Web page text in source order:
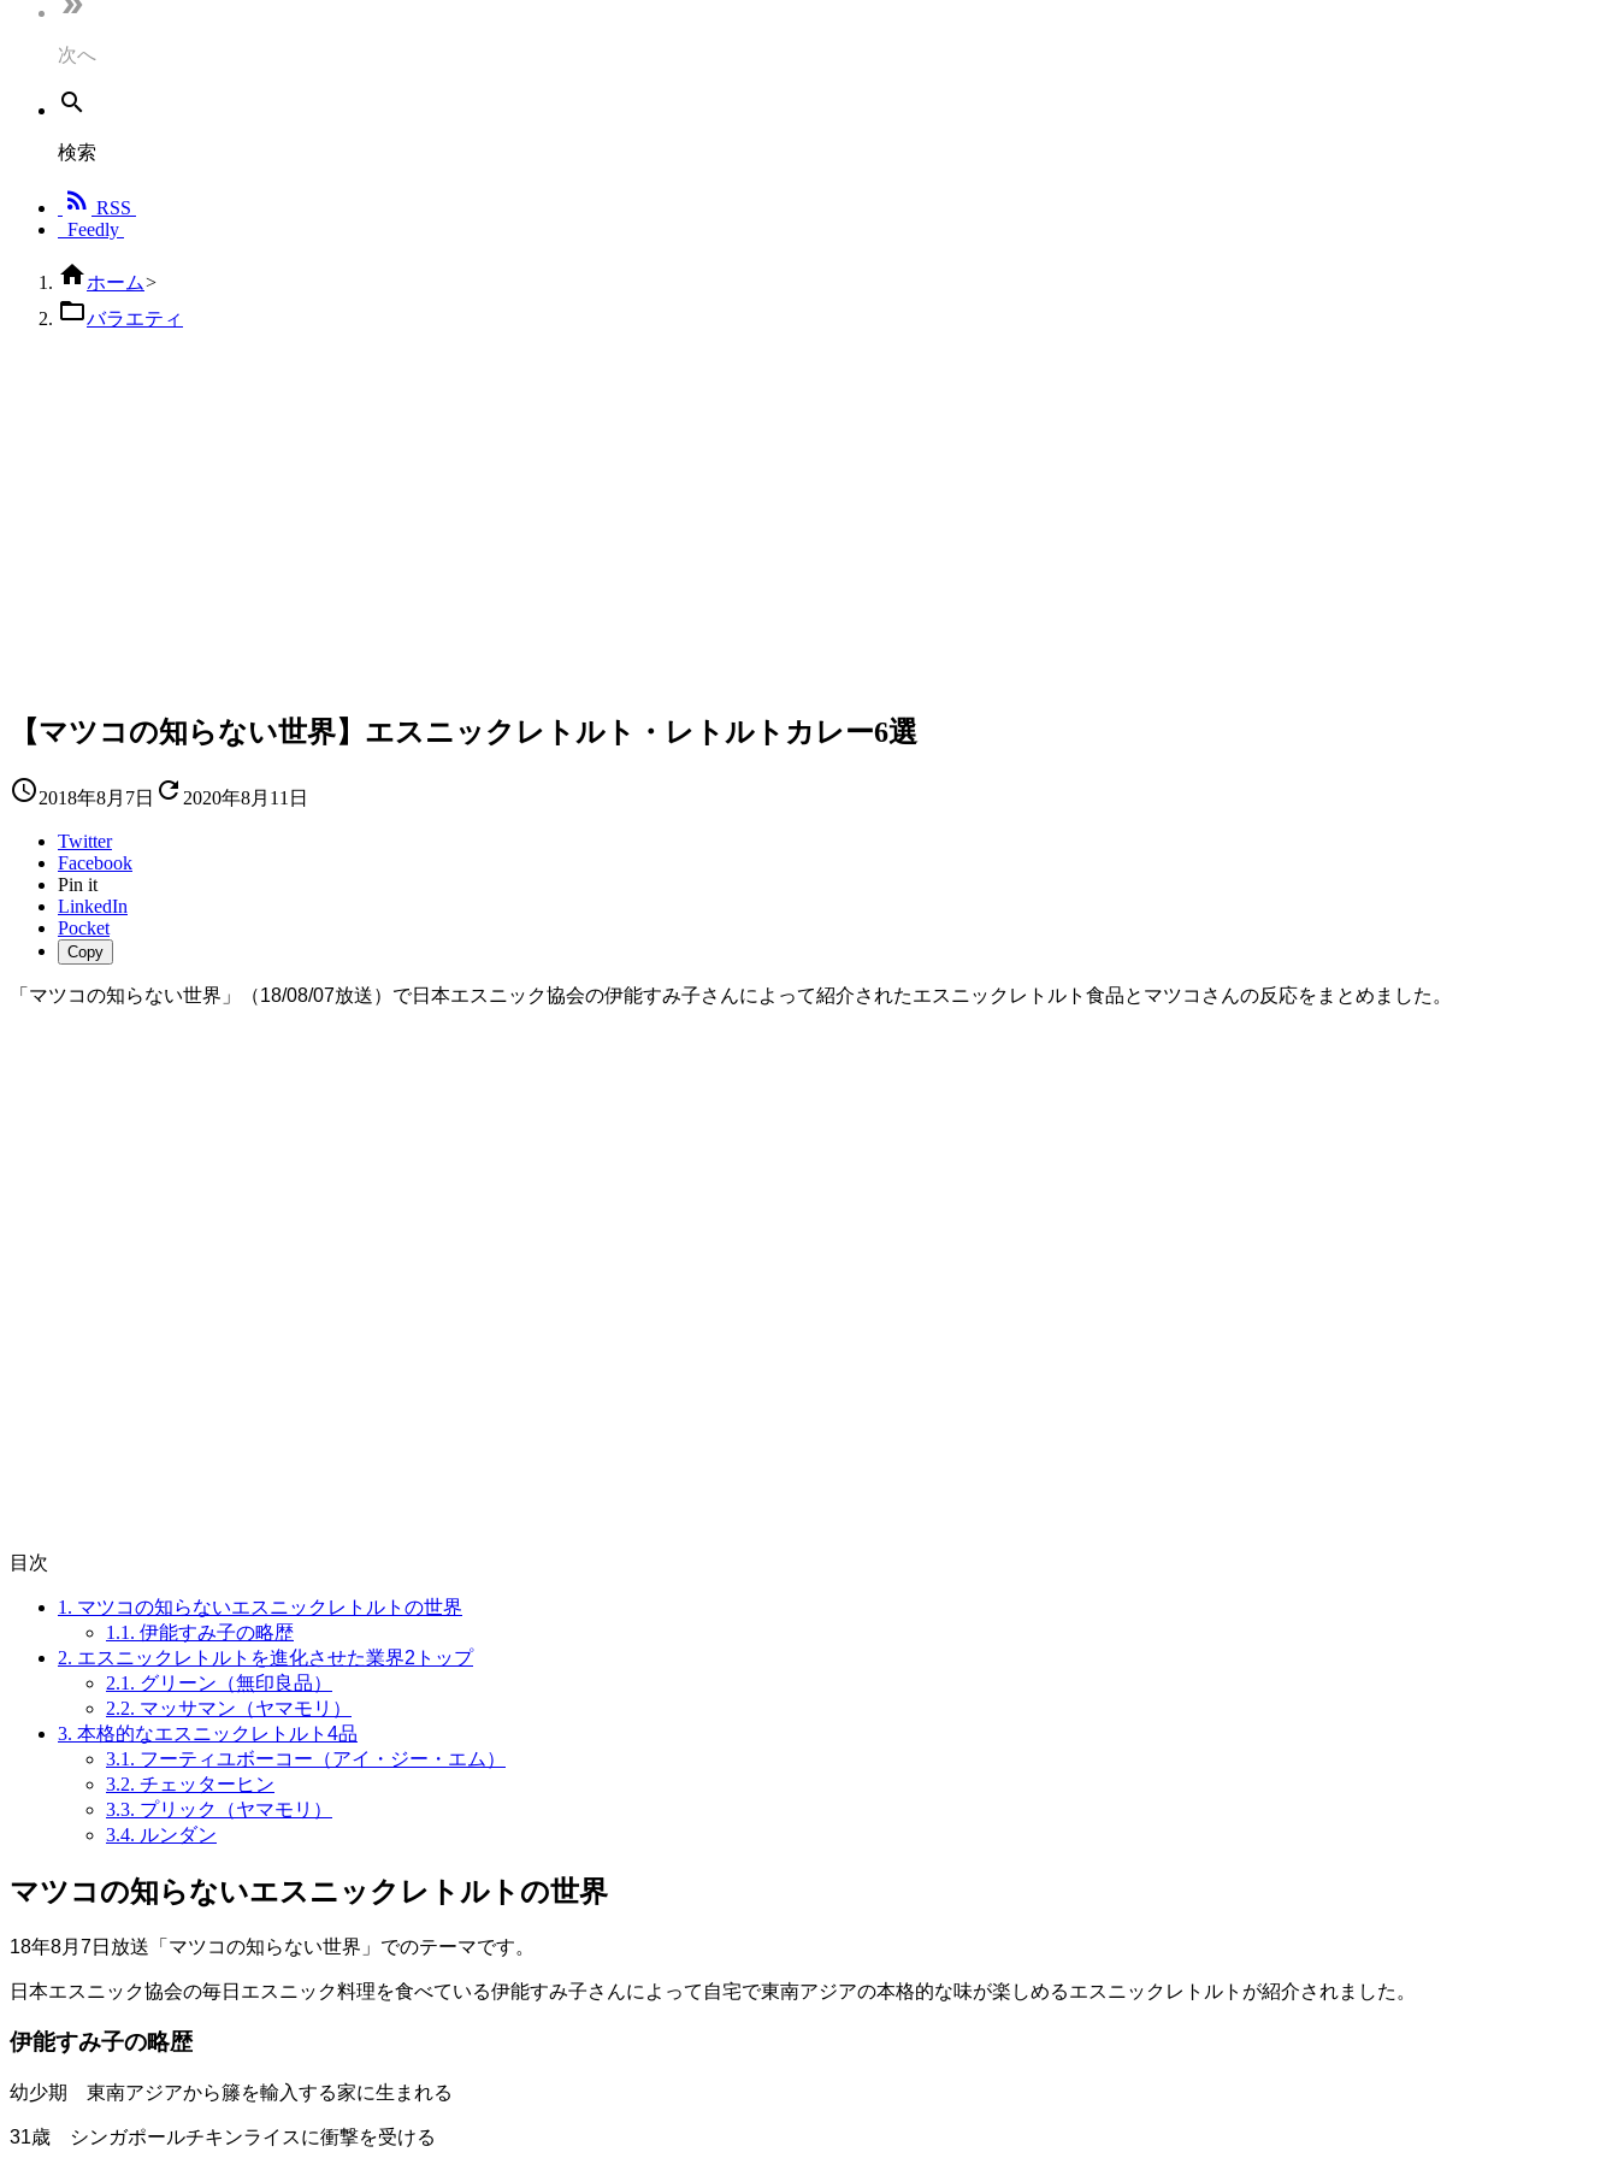
次へ

検索
 RSS
Feedly
ホーム>
バラエティ
【マツコの知らない世界】エスニックレトルト・レトルトカレー6選
2018年8月7日  2020年8月11日
Twitter
Facebook
Pin it
LinkedIn
Pocket
Copy
「マツコの知らない世界」（18/08/07放送）で日本エスニック協会の伊能すみ子さんによって紹介されたエスニックレトルト食品とマツコさんの反応をまとめました。
目次
1. マツコの知らないエスニックレトルトの世界
1.1. 伊能すみ子の略歴
2. エスニックレトルトを進化させた業界2トップ
2.1. グリーン（無印良品）
2.2. マッサマン（ヤマモリ）
3. 本格的なエスニックレトルト4品
3.1. フーティユボーコー（アイ・ジー・エム）
3.2. チェッターヒン
3.3. プリック（ヤマモリ）
3.4. ルンダン
マツコの知らないエスニックレトルトの世界
18年8月7日放送「マツコの知らない世界」でのテーマです。
日本エスニック協会の毎日エスニック料理を食べている伊能すみ子さんによって自宅で東南アジアの本格的な味が楽しめるエスニックレトルトが紹介されました。
伊能すみ子の略歴
幼少期 東南アジアから籐を輸入する家に生まれる
31歳 シンガポールチキンライスに衝撃を受ける